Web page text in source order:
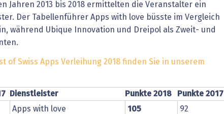
wird digital
Banking
IT for Health
Artificial Intelligence
Finance 2030
Professional AV & Digital Signage
Jahren 2013 bis 2018 ermittelten die Veranstalter ein
Der Tabellenführer Apps with love büsste im Vergleich
während Ubique Innovation und Dreipol als Zweit- und
of Swiss Apps Verleihung 2018 finden Sie in unserem
Dienstleister Punkte 2018
Punkte 2017
Apps with love 105 92